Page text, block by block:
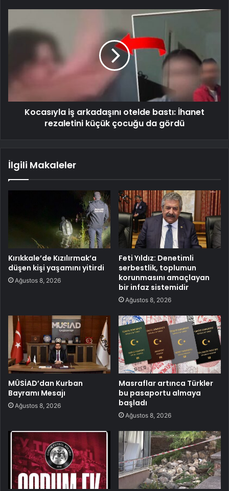
Kocasıyla iş arkadaşını otelde bastı: İhanet
rezaletini küçük çocuğu da gördü
İlgili Makaleler
Kırıkkale’de Kızılırmak’a
düşen kişi yaşamını yitirdi
Ağustos 8, 2026
Feti Yıldız: Denetimli
serbestlik, toplumun
korunmasını amaçlayan
bir infaz sistemidir
Ağustos 8, 2026
MÜSİAD’dan Kurban
Bayramı Mesajı
Ağustos 8, 2026
Masraflar artınca Türkler
bu pasaportu almaya
başladı
Ağustos 8, 2026